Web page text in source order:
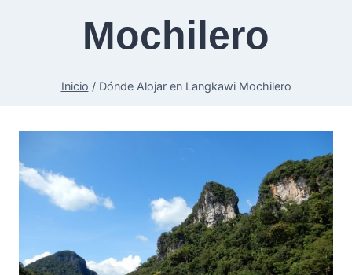
Mochilero
Inicio / Dónde Alojar en Langkawi Mochilero